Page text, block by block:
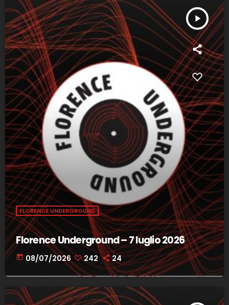
play_arrow
FLORENCE UNDERGROUND
Florence Underground – 7 luglio 2026
today 08/07/2026 242 24